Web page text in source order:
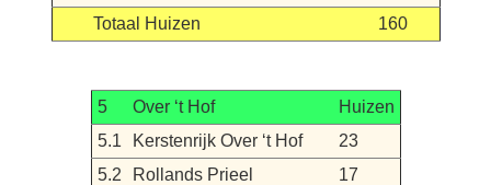
Totaal Huizen
160
5 Over ‘t Hof
Huizen
5.1
Kerstenrijk Over ‘t Hof
23
5.2
Rollands Prieel
17